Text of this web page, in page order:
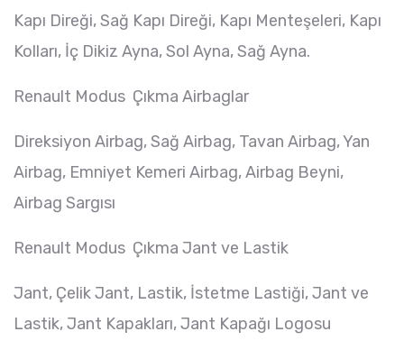
Kapı Direği, Sağ Kapı Direği, Kapı Menteşeleri, Kapı
Kolları, İç Dikiz Ayna, Sol Ayna, Sağ Ayna.
Renault Modus Çıkma Airbaglar
Direksiyon Airbag, Sağ Airbag, Tavan Airbag, Yan
Airbag, Emniyet Kemeri Airbag, Airbag Beyni,
Airbag Sargısı
Renault Modus Çıkma Jant ve Lastik
Jant, Çelik Jant, Lastik, İstetme Lastiği, Jant ve
Lastik, Jant Kapakları, Jant Kapağı Logosu